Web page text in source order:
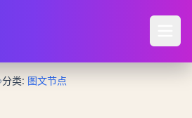
分类: 图文节点